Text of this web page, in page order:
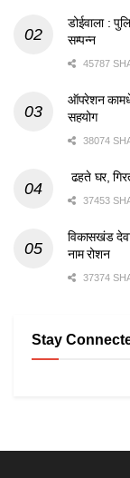
डोईवाला :
सम्पन्न
45787
ऑपरेशन
सहयोग
38074
ढहते घर,
37453
विकासखंड
नाम रोशन
37374
Stay